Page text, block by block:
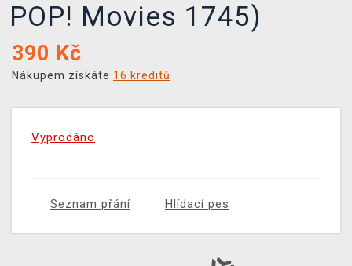
POP! Movies 1745)
390 Kč
Nákupem získáte 16 kreditů
Vyprodáno
Seznam přání Hlídací pes